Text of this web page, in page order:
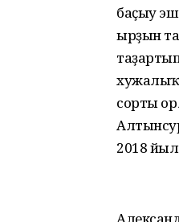
баҫыу
ырҙын
сорты
2018